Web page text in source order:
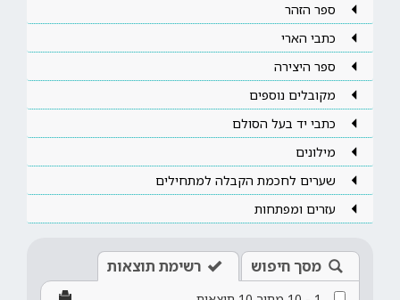
ספר הזהר
כתבי הארי
ספר היצירה
מקובלים נוספים
כתבי יד בעל הסולם
מילונים
שערים לחכמת הקבלה למתחילים
עזרים ומפתחות
מסך חיפוש רשימת תוצאות